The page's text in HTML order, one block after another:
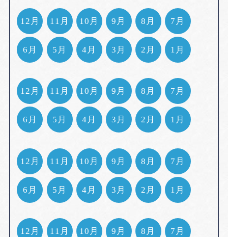
12月 11月 10月 9月 8月 7月
6月 5月 4月 3月 2月 1月
12月 11月 10月 9月 8月 7月
6月 5月 4月 3月 2月 1月
12月 11月 10月 9月 8月 7月
6月 5月 4月 3月 2月 1月
12月 11月 10月 9月 8月 7月